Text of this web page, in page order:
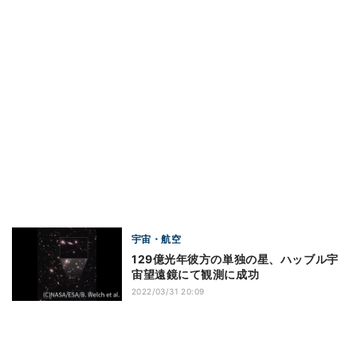
宇宙・航空
129億光年彼方の単独の星、ハッブル宇
宙望遠鏡にて観測に成功
2022/03/31 20:09